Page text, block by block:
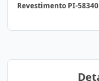
Revestimento PI-58340